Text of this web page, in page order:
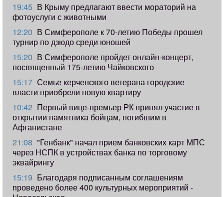
19:45 В Крыму предлагают ввести мораторий на
фотоуслуги с животными
12:20 В Симферополе к 70-летию Победы прошел
турнир по дзюдо среди юношей
15:20 В Симферополе пройдет онлайн-концерт,
посвященный 175-летию Чайковского
15:17 Семье керченского ветерана городские
власти приобрели новую квартиру
10:42 Первый вице-премьер РК принял участие в
открытии памятника бойцам, погибшим в
Афганистане
21:08 "Генбанк" начал прием банковских карт МПС
через НСПК в устройствах банка по торговому
эквайрингу
15:19 Благодаря подписанным соглашениям
проведено более 400 культурных мероприятий -